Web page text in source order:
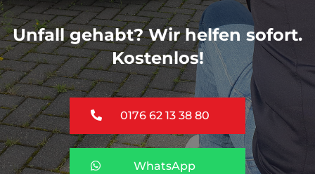
Unfall gehabt? Wir helfen sofort.
Kostenlos!
0176 62 13 38 80
WhatsApp